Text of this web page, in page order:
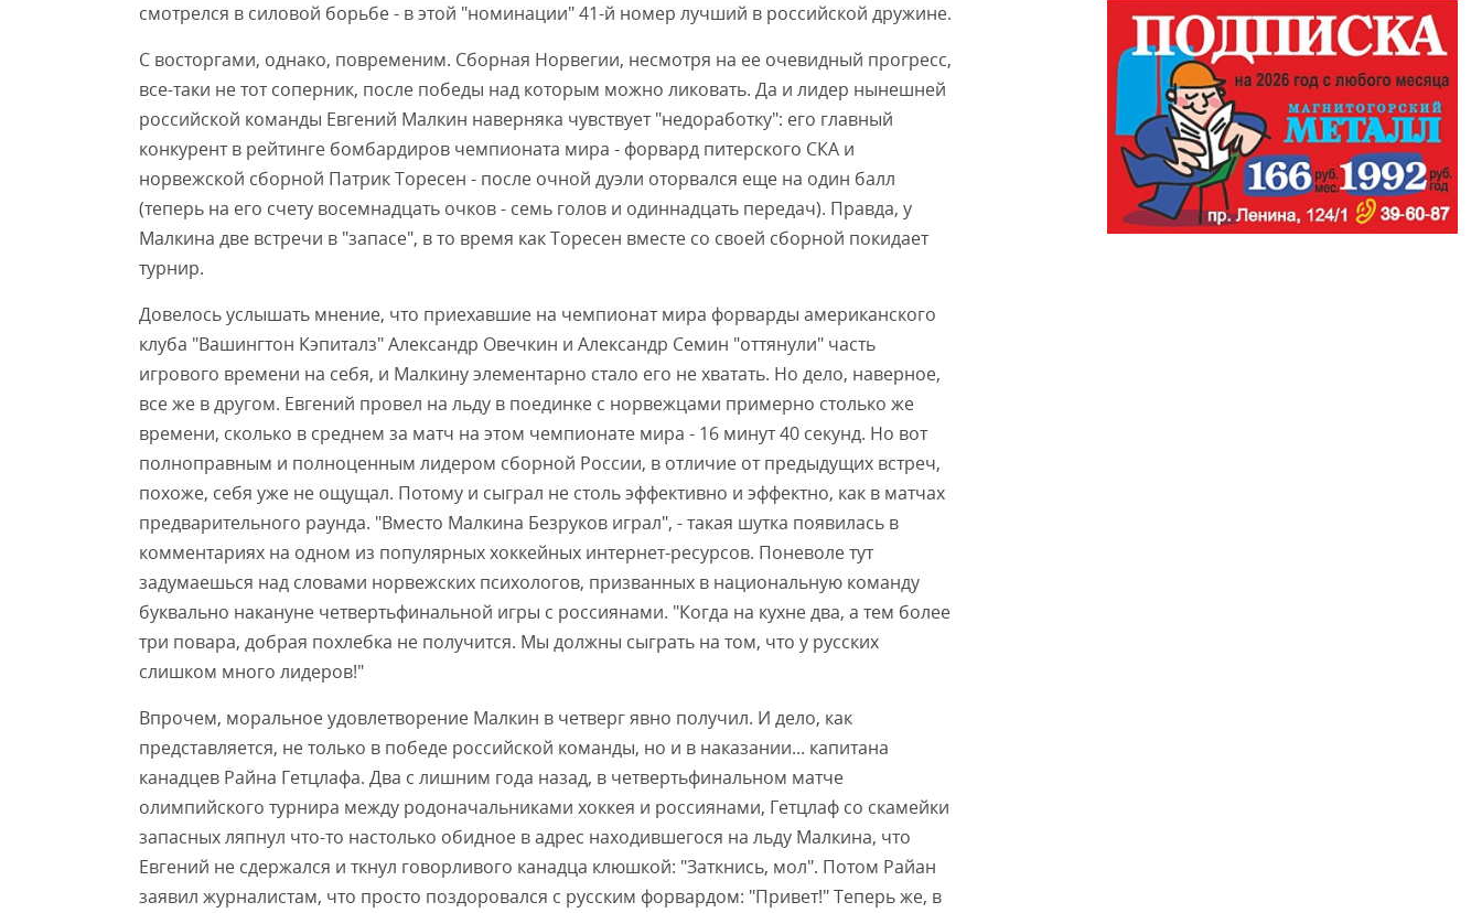
смотрелся в силовой борьбе - в этой "номинации" 41-й номер лучший в российской дружине.
С восторгами, однако, повременим. Сборная Норвегии, несмотря на ее очевидный прогресс,
все-таки не тот соперник, после победы над которым можно ликовать. Да и лидер нынешней
российской команды Евгений Малкин наверняка чувствует "недоработку": его главный
конкурент в рейтинге бомбардиров чемпионата мира - форвард питерского СКА и
норвежской сборной Патрик Торесен - после очной дуэли оторвался еще на один балл
(теперь на его счету восемнадцать очков - семь голов и одиннадцать передач). Правда, у
Малкина две встречи в "запасе", в то время как Торесен вместе со своей сборной покидает
турнир.
Довелось услышать мнение, что приехавшие на чемпионат мира форварды американского
клуба "Вашингтон Кэпиталз" Александр Овечкин и Александр Семин "оттянули" часть
игрового времени на себя, и Малкину элементарно стало его не хватать. Но дело, наверное,
все же в другом. Евгений провел на льду в поединке с норвежцами примерно столько же
времени, сколько в среднем за матч на этом чемпионате мира - 16 минут 40 секунд. Но вот
полноправным и полноценным лидером сборной России, в отличие от предыдущих встреч,
похоже, себя уже не ощущал. Потому и сыграл не столь эффективно и эффектно, как в матчах
предварительного раунда. "Вместо Малкина Безруков играл", - такая шутка появилась в
комментариях на одном из популярных хоккейных интернет-ресурсов. Поневоле тут
задумаешься над словами норвежских психологов, призванных в национальную команду
буквально накануне четвертьфинальной игры с россиянами. "Когда на кухне два, а тем более
три повара, добрая похлебка не получится. Мы должны сыграть на том, что у русских
слишком много лидеров!"
Впрочем, моральное удовлетворение Малкин в четверг явно получил. И дело, как
представляется, не только в победе российской команды, но и в наказании... капитана
канадцев Райна Гетцлафа. Два с лишним года назад, в четвертьфинальном матче
олимпийского турнира между родоначальниками хоккея и россиянами, Гетцлаф со скамейки
запасных ляпнул что-то настолько обидное в адрес находившегося на льду Малкина, что
Евгений не сдержался и ткнул говорливого канадца клюшкой: "Заткнись, мол". Потом Райан
заявил журналистам, что просто поздоровался с русским форвардом: "Привет!" Теперь же, в